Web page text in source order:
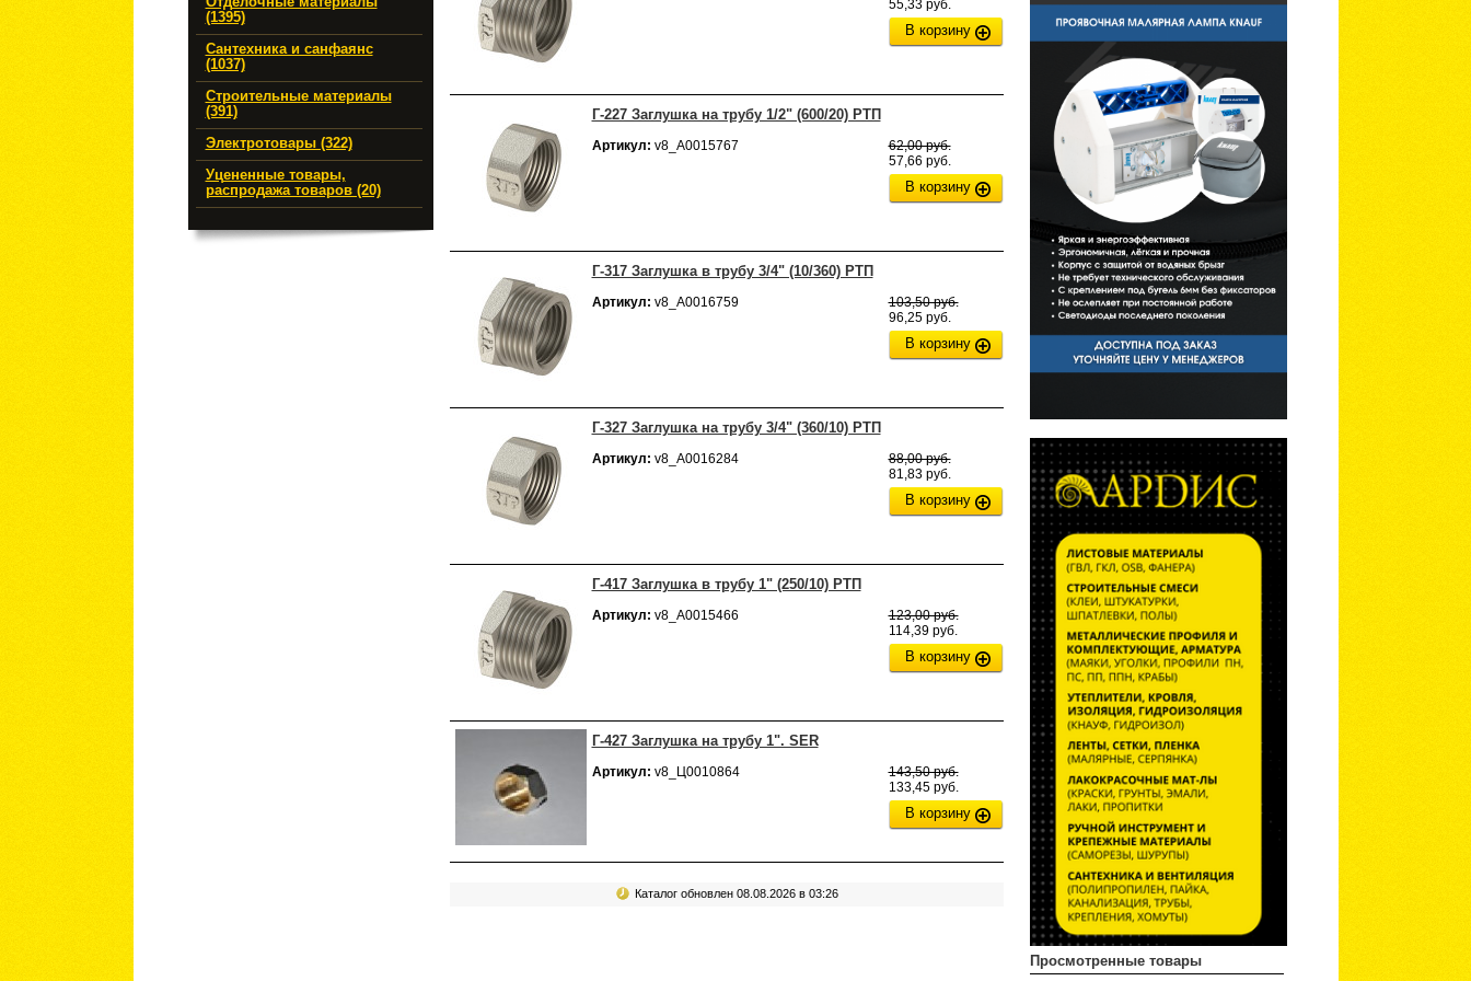
Просмотренные товары
(1395)
Сантехника и санфаянс
(1037)
Строительные материалы
(391)
Электротовары (322)
Уцененные товары,
распродажа товаров (20)
55,33 руб.
В корзину
Г-227 Заглушка на трубу 1/2" (600/20) РТП
Артикул: v8_А0015767
62,00 руб.
57,66 руб.
В корзину
Г-317 Заглушка в трубу 3/4" (10/360) РТП
Артикул: v8_А0016759
103,50 руб.
96,25 руб.
В корзину
Г-327 Заглушка на трубу 3/4" (360/10) РТП
Артикул: v8_А0016284
88,00 руб.
81,83 руб.
В корзину
Г-417 Заглушка в трубу 1" (250/10) РТП
Артикул: v8_А0015466
123,00 руб.
114,39 руб.
В корзину
Г-427 Заглушка на трубу 1". SER
Артикул: v8_Ц0010864
143,50 руб.
133,45 руб.
В корзину
Каталог обновлен 08.08.2026 в 03:26